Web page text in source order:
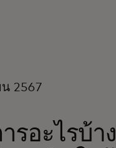
รกิจ
ผู้สร้างนวัตกรรม
2567
รอะไรบ้า